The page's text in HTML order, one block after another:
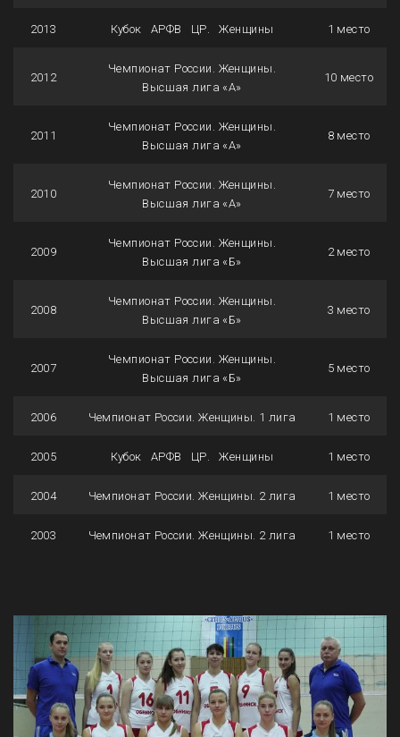
2013 Кубок АРФВ ЦР. Женщины 1 место
2012
Чемпионат России. Женщины.
Высшая лига «А»
10 место
2011
Чемпионат России. Женщины.
Высшая лига «А»
8 место
2010
Чемпионат России. Женщины.
Высшая лига «А»
7 место
2009
Чемпионат России. Женщины.
Высшая лига «Б»
2 место
2008
Чемпионат России. Женщины.
Высшая лига «Б»
3 место
2007
Чемпионат России. Женщины.
Высшая лига «Б»
5 место
2006 Чемпионат России. Женщины. 1 лига 1 место
2005 Кубок АРФВ ЦР. Женщины 1 место
2004 Чемпионат России. Женщины. 2 лига 1 место
2003 Чемпионат России. Женщины. 2 лига 1 место